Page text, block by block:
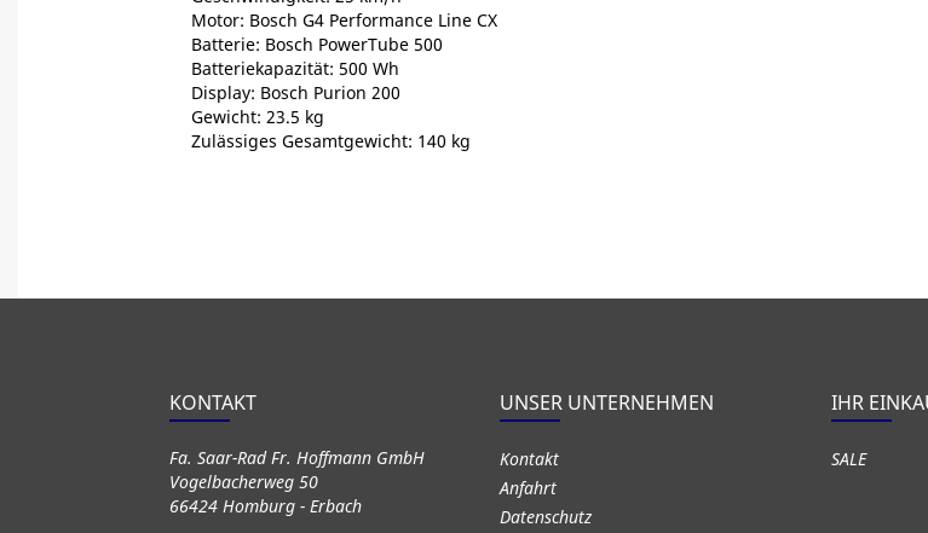
Motor: Bosch G4 Performance Line CX
Batterie: Bosch PowerTube 500
Batteriekapazität: 500 Wh
Display: Bosch Purion 200
Gewicht: 23.5 kg
Zulässiges Gesamtgewicht: 140 kg
KONTAKT
Fa. Saar-Rad Fr. Hoffmann GmbH
Vogelbacherweg 50
66424 Homburg - Erbach
UNSER UNTERNEHMEN
Kontakt
Anfahrt
Datenschutz
IHR
SALE